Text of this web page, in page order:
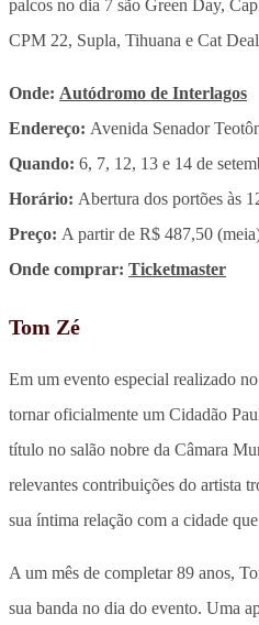
palcos no dia 7 são Green Day,
CPM 22, Supla, Tihuana e Cat
Onde: Autódromo de Interlagos
Endereço: Avenida Senador
Quando: 6, 7, 12, 13 e 14 de
Horário: Abertura dos portões às
Preço: A partir de R$ 487,50
Onde comprar: Ticketmaster
Tom Zé
Em um evento especial realizado
tornar oficialmente um Cidadão
título no salão nobre da Câmara
relevantes contribuições do artista
sua íntima relação com a cidade
A um mês de completar 89 anos,
sua banda no dia do evento. Uma